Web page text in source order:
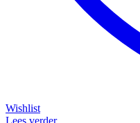
Wishlist